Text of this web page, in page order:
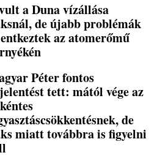
a Duna vízállása
de újabb problémák
az atomerőmű
Péter fontos
tett: mától vége az
de
miatt továbbra is figyelni